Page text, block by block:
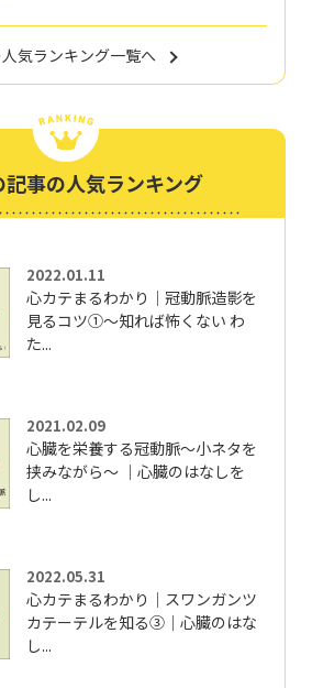
気ランキング一覧へ
記事の人気ランキング
2022.01.11
心カテまるわかり｜冠動脈造影を
見るコツ①～知れば怖くない わ
た...
2021.02.09
心臓を栄養する冠動脈～小ネタを
挟みながら～ ｜心臓のはなしを
し...
2022.05.31
心カテまるわかり｜スワンガンツ
カテーテルを知る③｜心臓のはな
し...